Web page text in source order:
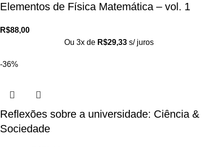
Elementos de Física Matemática – vol. 1
R$88,00
Ou 3x de R$29,33 s/ juros
-36%
Reflexões sobre a universidade: Ciência &
Sociedade